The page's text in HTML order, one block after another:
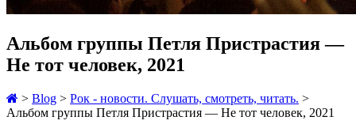
Альбом группы Петля Пристрастия —
Не тот человек, 2021
> Blog > Рок - новости. Слушать, смотреть, читать. >
Альбом группы Петля Пристрастия — Не тот человек, 2021